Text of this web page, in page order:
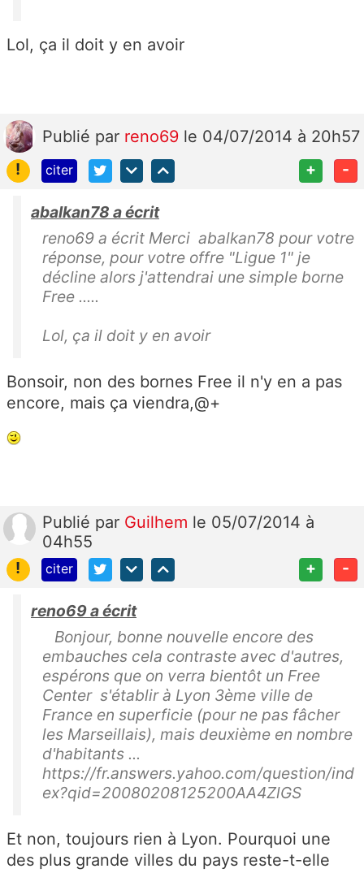
Lol, ça il doit y en avoir
Publié par reno69 le 04/07/2014 à 20h57
!
citer + -
abalkan78 a écrit
reno69 a écrit Merci abalkan78 pour votre
réponse, pour votre offre "Ligue 1" je
décline alors j'attendrai une simple borne
Free .....
Lol, ça il doit y en avoir
Bonsoir, non des bornes Free il n'y en a pas
encore, mais ça viendra,@+
Publié par Guilhem le 05/07/2014 à
04h55
!
citer + -
reno69 a écrit
Bonjour, bonne nouvelle encore des
embauches cela contraste avec d'autres,
espérons que on verra bientôt un Free
Center s'établir à Lyon 3ème ville de
France en superficie (pour ne pas fâcher
les Marseillais), mais deuxième en nombre
d'habitants ...
https://fr.answers.yahoo.com/question/ind
ex?qid=20080208125200AA4ZlGS
Et non, toujours rien à Lyon. Pourquoi une
des plus grande villes du pays reste-t-elle